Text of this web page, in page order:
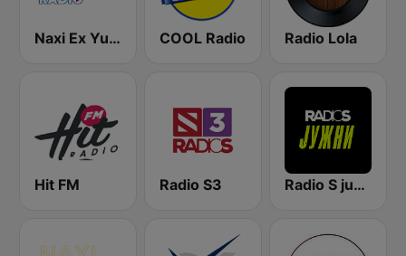
Naxi Ex Yu Radio COOL Radio Radio Lola
Hit FM Radio S3 Radio S južni